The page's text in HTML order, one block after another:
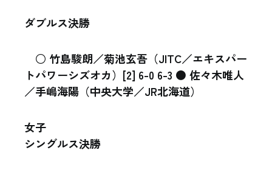
ダブルス決勝
○ 竹島駿朗／菊池玄吾（JITC／エキスパー
トパワーシズオカ）[2] 6-0 6-3 ● 佐々木唯人
／手嶋海陽（中央大学／JR北海道）
女子
シングルス決勝